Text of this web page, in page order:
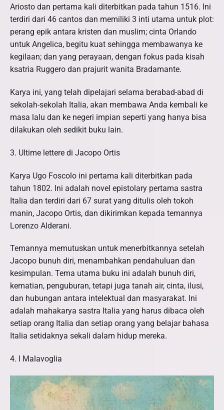
Ariosto dan pertama kali diterbitkan pada tahun 1516. Ini
terdiri dari 46 cantos dan memiliki 3 inti utama untuk plot:
perang epik antara kristen dan muslim; cinta Orlando
untuk Angelica, begitu kuat sehingga membawanya ke
kegilaan; dan yang perayaan, dengan fokus pada kisah
ksatria Ruggero dan prajurit wanita Bradamante.
Karya ini, yang telah dipelajari selama berabad-abad di
sekolah-sekolah Italia, akan membawa Anda kembali ke
masa lalu dan ke negeri impian seperti yang hanya bisa
dilakukan oleh sedikit buku lain.
3. Ultime lettere di Jacopo Ortis
Karya Ugo Foscolo ini pertama kali diterbitkan pada
tahun 1802. Ini adalah novel epistolary pertama sastra
Italia dan terdiri dari 67 surat yang ditulis oleh tokoh
manin, Jacopo Ortis, dan dikirimkan kepada temannya
Lorenzo Alderani.
Temannya memutuskan untuk menerbitkannya setelah
Jacopo bunuh diri, menambahkan pendahuluan dan
kesimpulan. Tema utama buku ini adalah bunuh diri,
kematian, penguburan, tetapi juga tanah air, cinta, ilusi,
dan hubungan antara intelektual dan masyarakat. Ini
adalah mahakarya sastra Italia yang harus dibaca oleh
setiap orang Italia dan setiap orang yang belajar bahasa
Italia setidaknya sekali dalam hidup mereka.
4. I Malavoglia